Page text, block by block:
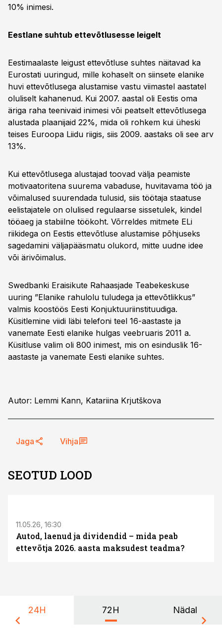
10% inimesi.
Eestlane suhtub ettevõtlusesse leigelt
Eestimaalaste leigust ettevõtluse suhtes näitavad ka
Eurostati uuringud, mille kohaselt on siinsete elanike
huvi ettevõtlusega alustamise vastu viimastel aastatel
oluliselt kahanenud. Kui 2007. aastal oli Eestis oma
äriga raha teenivaid inimesi või peatselt ettevõtlusega
alustada plaanijaid 22%, mida oli rohkem kui üheski
teises Euroopa Liidu riigis, siis 2009. aastaks oli see arv
13%.
Kui ettevõtlusega alustajad toovad välja peamiste
motivaatoritena suurema vabaduse, huvitavama töö ja
võimalused suurendada tulusid, siis töötaja staatuse
eelistajatele on olulised regulaarse sissetulek, kindel
tööaeg ja stabiilne töökoht. Võrreldes mitmete ELi
riikidega on Eestis ettevõtluse alustamise põhjuseks
sagedamini väljapääsmatu olukord, mitte uudne idee
või ärivõimalus.
Swedbanki Eraisikute Rahaasjade Teabekeskuse
uuring ”Elanike rahulolu tuludega ja ettevõtlikkus”
valmis koostöös Eesti Konjuktuuriinstituudiga.
Küsitlemine viidi läbi telefoni teel 16-aastaste ja
vanemate Eesti elanike hulgas veebruaris 2011 a.
Küsitluse valim oli 800 inimest, mis on esinduslik 16-
aastaste ja vanemate Eesti elanike suhtes.
Autor: Lemmi Kann, Katariina Krjutškova
Jaga Vihja
SEOTUD LOOD
11.05.26, 16:30
Autod, laenud ja dividendid – mida peab
ettevõtja 2026. aasta maksudest teadma?
24H 72H Nädal